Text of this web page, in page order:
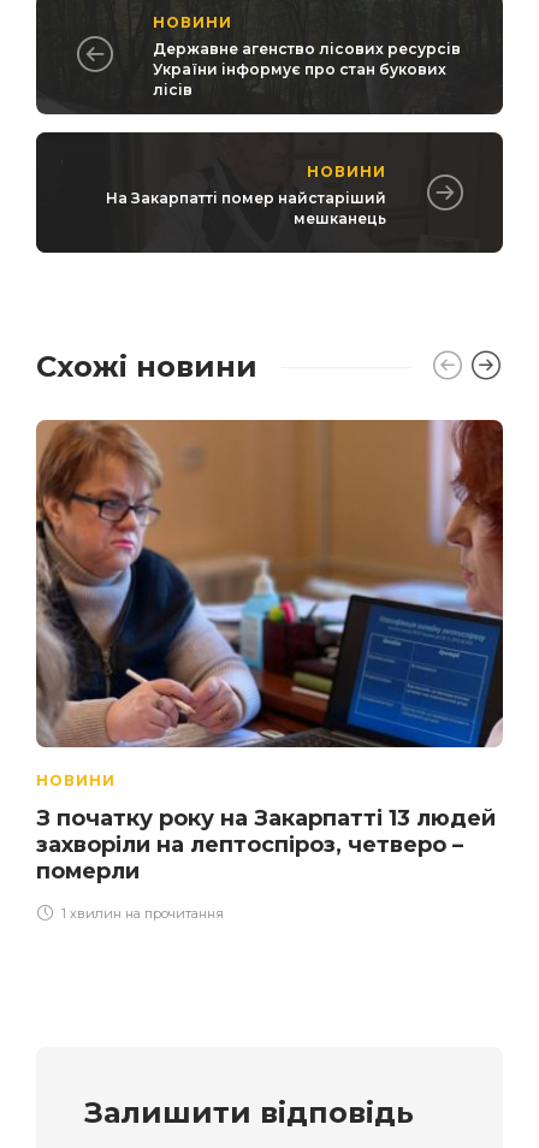
НОВИНИ
Державне агенство лісових ресурсів
України інформує про стан букових
лісів
НОВИНИ
На Закарпатті помер найстаріший
мешканець
Схожі новини
НОВИНИ
З початку року на Закарпатті 13 людей
захворіли на лептоспіроз, четверо –
померли
1 хвилин на прочитання
Залишити відповідь